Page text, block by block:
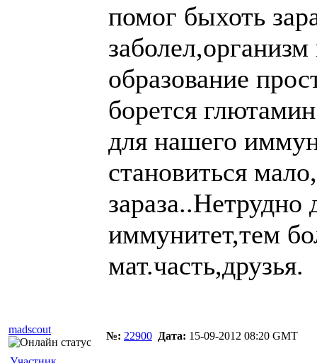
помог быхоть
образование
борется
для нашего
становиться
зараза..Нетрудно
иммунитет,тем
мат.часть,друзья.
madscout
№: 22900 Дата: 15-09-2012 08:20 GMT